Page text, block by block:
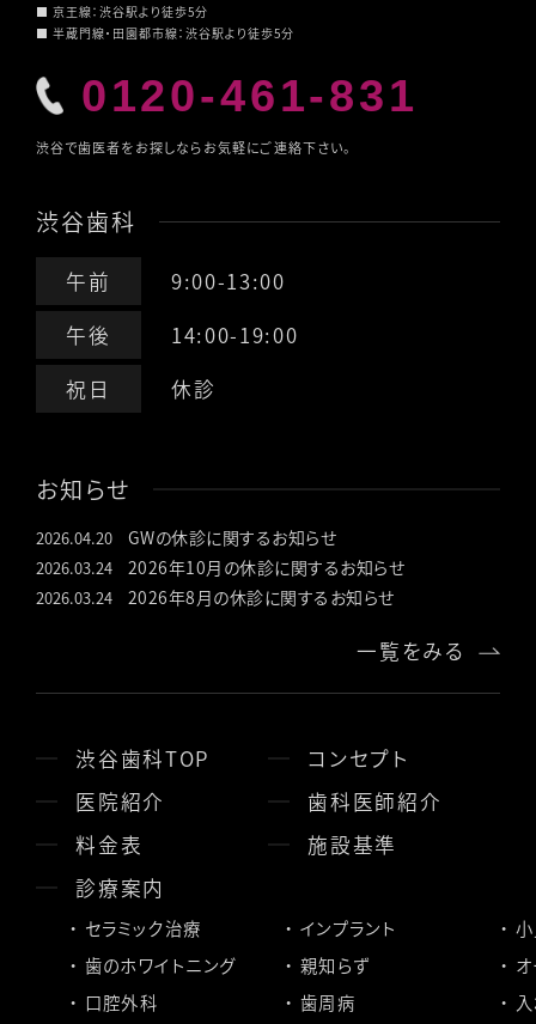
■ 京王線：渋谷駅より徒歩5分
■ 半蔵門線・田園都市線：渋谷駅より徒歩5分
0120-461-831
渋谷で歯医者をお探しならお気軽にご連絡下さい。
渋谷歯科
午前
9:00-13:00
午後
14:00-19:00
祝日
休診
お知らせ
2026.04.20 GWの休診に関するお知らせ
2026.03.24 2026年10月の休診に関するお知らせ
2026.03.24 2026年8月の休診に関するお知らせ
一覧をみる
渋谷歯科TOP
コンセプト
医院紹介
歯科医師紹介
料金表
施設基準
診療案内
セラミック治療
歯のホワイトニング
口腔外科
インプラント
親知らず
歯周病